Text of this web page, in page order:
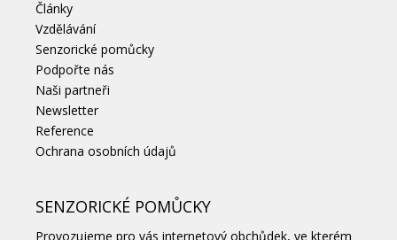
Články
Vzdělávání
Senzorické pomůcky
Podpořte nás
Naši partneři
Newsletter
Reference
Ochrana osobních údajů
SENZORICKÉ POMŮCKY
Provozujeme pro vás internetový obchůdek, ve kterém